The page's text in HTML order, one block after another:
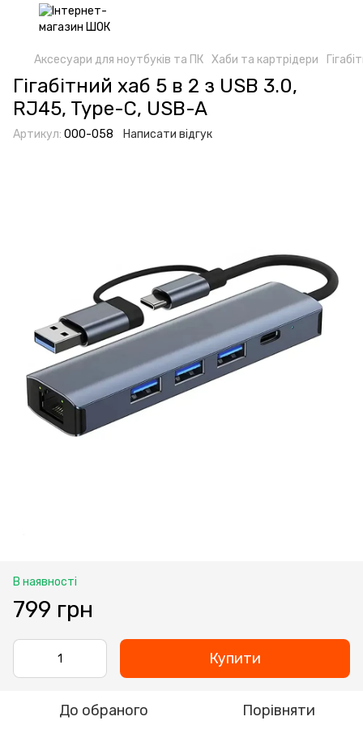
Аксесуари для ноутбуків та ПК Хаби та картрідери
Гігабітний хаб 5 в 2 з USB 3.0,
RJ45, Type-C, USB-A
Артикул: 000-058 Написати відгук
В наявності
799 грн
Купити
До обраного Порівняти